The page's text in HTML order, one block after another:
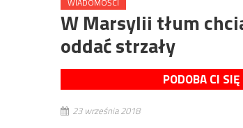
W Marsylii tłum
oddać strzały
PODOBA CI
23 września 2018